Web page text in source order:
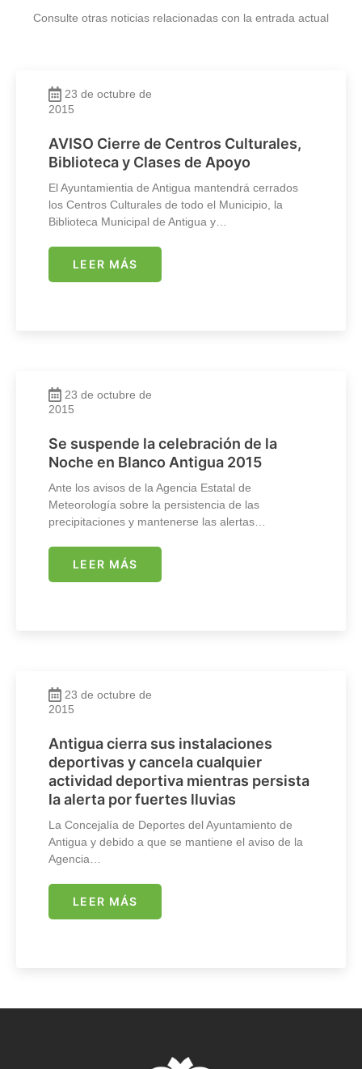
Consulte otras noticias relacionadas con la entrada actual
23 de octubre de
2015
AVISO Cierre de Centros Culturales,
Biblioteca y Clases de Apoyo
El Ayuntamientia de Antigua mantendrá cerrados
los Centros Culturales de todo el Municipio, la
Biblioteca Municipal de Antigua y…
LEER MÁS
23 de octubre de
2015
Se suspende la celebración de la
Noche en Blanco Antigua 2015
Ante los avisos de la Agencia Estatal de
Meteorología sobre la persistencia de las
precipitaciones y mantenerse las alertas…
LEER MÁS
23 de octubre de
2015
Antigua cierra sus instalaciones
deportivas y cancela cualquier
actividad deportiva mientras persista
la alerta por fuertes lluvias
La Concejalía de Deportes del Ayuntamiento de
Antigua y debido a que se mantiene el aviso de la
Agencia…
LEER MÁS